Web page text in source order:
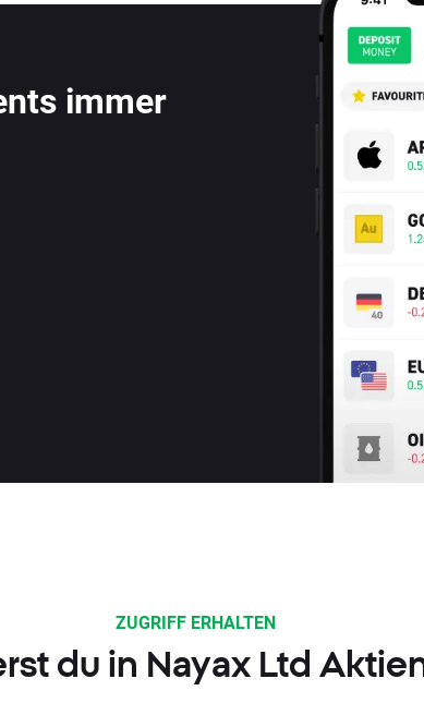
immer
ZUGRIFF ERHALTEN
du in Nayax Ltd